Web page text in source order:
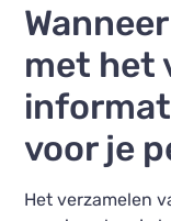
met het
voor je
Het verzamelen